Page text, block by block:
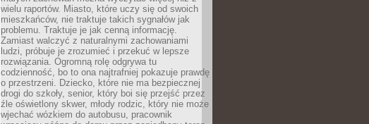
wielu raportów. Miasto, które uczy się od swoich
mieszkańców, nie traktuje takich sygnałów jak
problemu. Traktuje je jak cenną informację.
Zamiast walczyć z naturalnymi zachowaniami
ludzi, próbuje je zrozumieć i przekuć w lepsze
rozwiązania. Ogromną rolę odgrywa tu
codzienność, bo to ona najtrafniej pokazuje prawdę
o przestrzeni. Dziecko, które nie ma bezpiecznej
drogi do szkoły, senior, który boi się przejść przez
źle oświetlony skwer, młody rodzic, który nie może
wjechać wózkiem do autobusu, pracownik